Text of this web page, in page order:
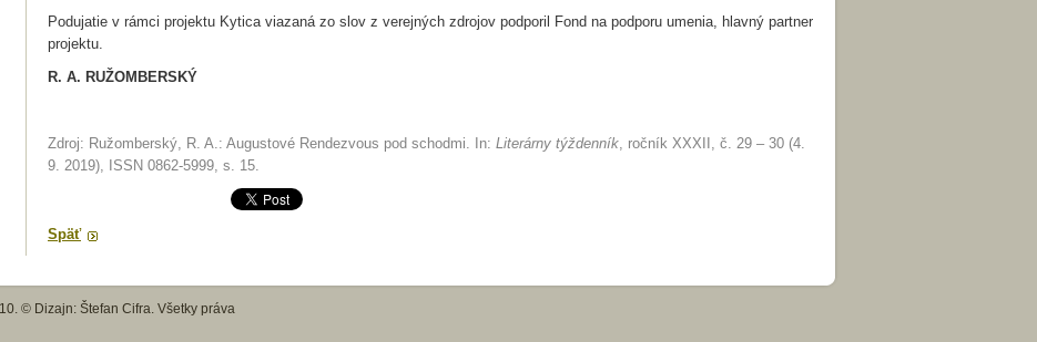
Podujatie v rámci projektu Kytica viazaná zo slov z verejných zdrojov podporil Fond na podporu umenia, hlavný partner
projektu.
R. A. RUŽOMBERSKÝ
Zdroj: Ružomberský, R. A.: Augustové Rendezvous pod schodmi. In: Literárny týždenník, ročník XXXII, č. 29 – 30 (4.
9. 2019), ISSN 0862-5999, s. 15.
Späť
© Dizajn: Štefan Cifra. Všetky práva